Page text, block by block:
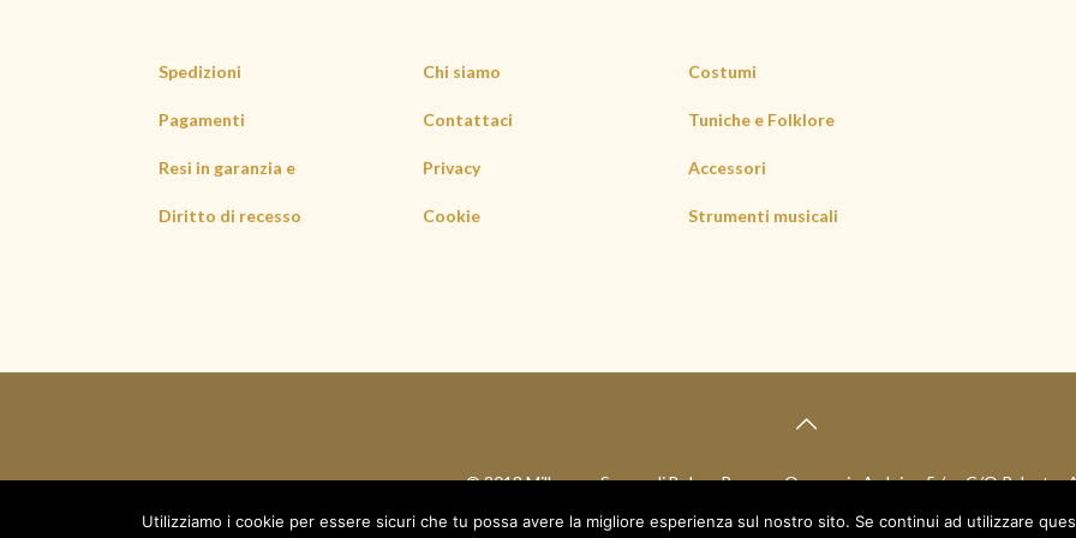
Spedizioni
Pagamenti
Resi in garanzia e
Diritto di recesso
Chi siamo
Contattaci
Privacy
Cookie
Costumi
Tuniche e Folklore
Accessori
Strumenti musicali
© 2018 Mille e un Sogno di Boboc Ramona Oana - via Arduino 5 /a - C/O Palestra
C.F. BBC RNN 78T68 Z129M - P.I. 10221700015
Utilizziamo i cookie per essere sicuri che tu possa avere la migliore esperienza sul nostro sito. Se continui ad utilizzare